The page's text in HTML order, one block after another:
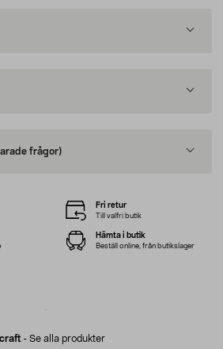
frågor)
- Se alla produkter
Fri retur
Till valfri butik
Hämta i butik
Beställ online, från butikslager